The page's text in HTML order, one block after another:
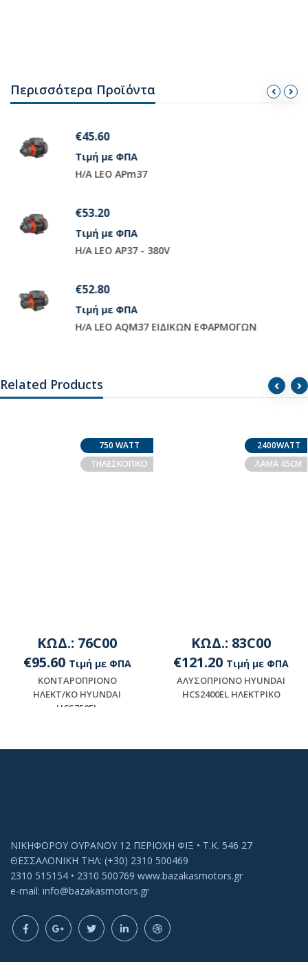
Περισσότερα Προϊόντα
EΦAPMOΓΩN
H/A LEO AQM75 EIΔIKΩN
Related Products
750 WATT
ΤΗΛΕΣΚΟΠΙΚΟ
ΚΩΔ.: 76C00
€95.60 Τιμή με ΦΠΑ
KONTAPOΠPIONO
HΛEKT/KO HYUNDAI
HCS750EL
2400WATT
ΛΑΜΑ 45CM
ΚΩΔ.: 83C00
€121.20 Τιμή με ΦΠΑ
AΛYΣOΠPIONO HYUNDAI
HCS2400EL HΛEKTPIKO
ΝΙΚΗΦΟΡΟΥ ΟΥΡΑΝΟΥ 12 ΠΕΡΙΟΧΗ ΦΙΞ • Τ.Κ. 546 27
ΘΕΣΣΑΛΟΝΙΚΗ ΤΗΛ: (+30) 2310 500469
2310 515154 • 2310 500769 www.bazakasmotors.gr
e-mail: info@bazakasmotors.gr